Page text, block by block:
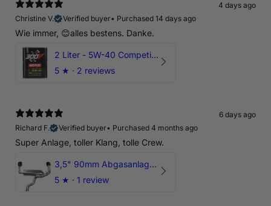
4 days ago
Christine V.
Verified buyer• Purchased 14 days ago
Wie immer, 😊alles bestens. Danke.
2 Liter - 5W-40 Competition 300V Motul Motoröl
5 ★ · 2 reviews
6 days ago
Richard F.
Verified buyer• Purchased 4 months ago
Super Anlage, toller Klang, tolle Crew.
3,5" 90mm Abgasanlage AUDI RSQ3 DNWA 2.5 TFSI
5 ★ · 1 review